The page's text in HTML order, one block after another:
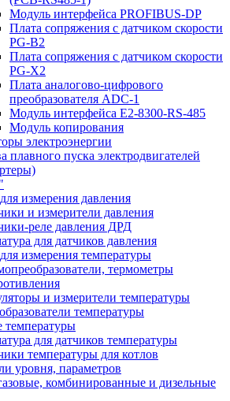
Модуль интерфейса PROFIBUS-DP
Плата сопряжения с датчиком скорости
PG-B2
Плата сопряжения с датчиком скорости
PG-X2
Плата аналогово-цифрового
преобразователя ADC-1
Модуль интерфейса Е2-8300-RS-485
Модуль копирования
электроэнергии
плавного пуска электродвигателей
измерения давления
и измерители давления
реле давления ДРД
для датчиков давления
измерения температуры
термометры
и измерители температуры
температуры
температуры
для датчиков температуры
температуры для котлов
уровня, параметров
комбинированные и дизельные